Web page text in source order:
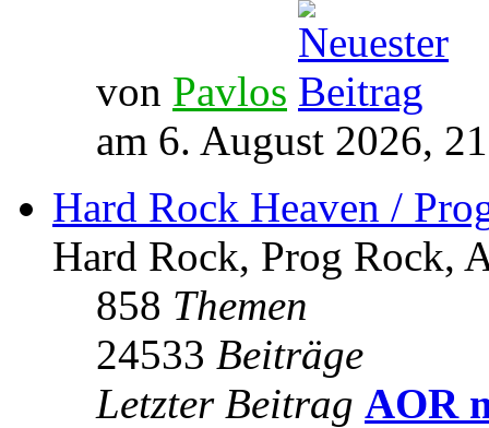
von Pavlos
am 6. August 2026,
Hard Rock Heaven /
Hard Rock, Prog Rock,
858 Themen
24533 Beiträge
Letzter Beitrag AOR